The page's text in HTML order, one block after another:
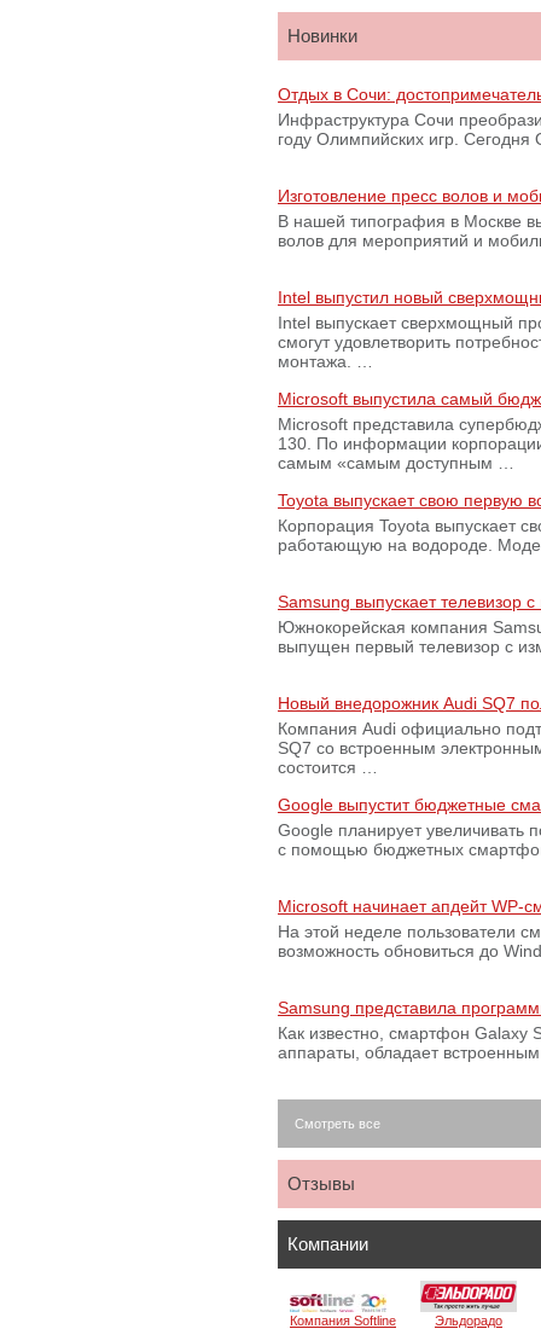
Новинки
Отдых в Сочи:
Инфраструктура Сочи
году Олимпийских игр.
Изготовление пресс волов и
В нашей типография в Москве
волов для мероприятий и
Intel выпустил новый
Intel выпускает сверхмощный
смогут удовлетворить
монтажа. …
Microsoft выпустила самый
Microsoft представила
130. По информации
самым «самым доступным …
Toyota выпускает свою первую
Корпорация Toyota выпускает
работающую на водороде.
Samsung выпускает телевизор
Южнокорейская компания
выпущен первый телевизор с
Новый внедорожник Audi SQ7
Компания Audi официально
SQ7 со встроенным
состоится …
Google выпустит бюджетные
Google планирует увеличивать
с помощью бюджетных
Microsoft начинает апдейт WP-
На этой неделе пользователи
возможность обновиться до
Samsung представила
Как известно, смартфон Galaxy
аппараты, обладает
Смотреть все
Отзывы
Компании
Компания Softline Эльдорадо